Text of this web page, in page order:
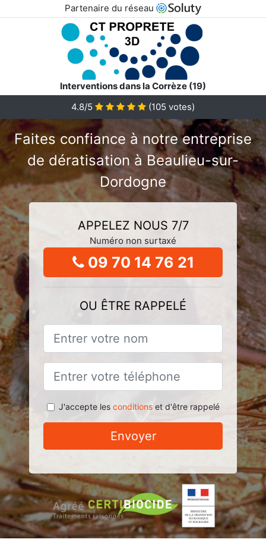
Partenaire du réseau
Interventions dans la Corrèze (19)
4.8/5
(105 votes)
Faites confiance à notre entreprise
de dératisation à Beaulieu-sur-
Dordogne
APPELEZ NOUS 7/7
Numéro non surtaxé
09 70 14 76 21
OU ÊTRE RAPPELÉ
J'accepte les conditionset d'être rappelé
Envoyer